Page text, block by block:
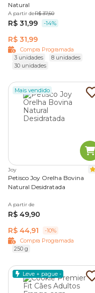
Natural
A partir deR$ 37,50
R$ 31,99 -14%
R$ 31,99
Compra Programada
3 unidades
8 unidades
30 unidades
Mais vendido
Joy
Petisco Joy Orelha Bovina
Natural Desidratada
A partir de
R$ 49,90
R$ 44,91
-10%
Compra Programada
250 g
Leve + pague -